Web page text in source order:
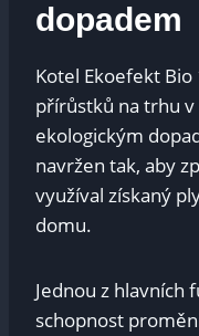
dopadem
Kotel Ekoefekt
přírůstků na trhu
ekologickým
navržen tak, aby
využíval získaný
domu.
Jednou z hlavních
schopnost